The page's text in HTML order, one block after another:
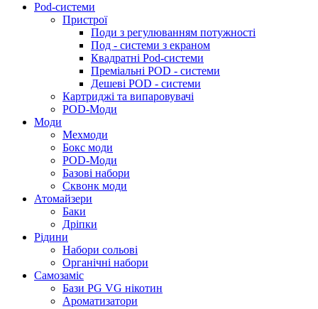
Pod-системи
Пристрої
Поди з регулюванням потужності
Под - системи з екраном
Квадратні Pod-системи
Преміальні POD - системи
Дешеві POD - системи
Картриджі та випаровувачі
POD-Моди
Моди
Мехмоди
Бокс моди
POD-Моди
Базові набори
Сквонк моди
Атомайзери
Баки
Дріпки
Рідини
Набори сольові
Органічні набори
Самозаміс
Бази PG VG нікотин
Ароматизатори